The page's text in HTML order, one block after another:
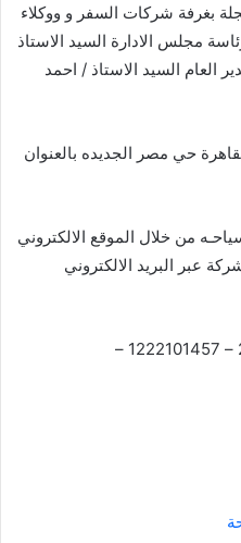
بغرفة شركات السفر و ووكلاء
مجلس الادارة السيد الاستاذ
السيد الاستاذ / احمد
حي مصر الجديده بالعنوان
من خلال الموقع الالكتروني
عبر البريد الالكتروني
الهاتف : 22908580 – 22908550 – 1222101457 –